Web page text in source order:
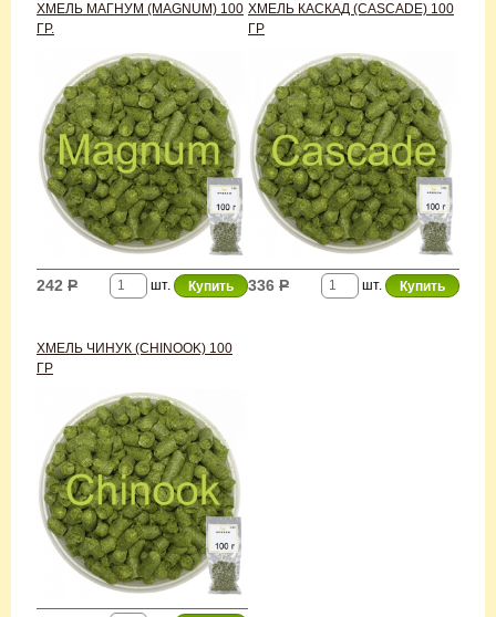
ХМЕЛЬ МАГНУМ (MAGNUM) 100
ГР.
шт.
242 Р
ХМЕЛЬ КАСКАД (CASCADE) 100
ГР
шт.
336 Р
ХМЕЛЬ ЧИНУК (CHINOOK) 100
ГР